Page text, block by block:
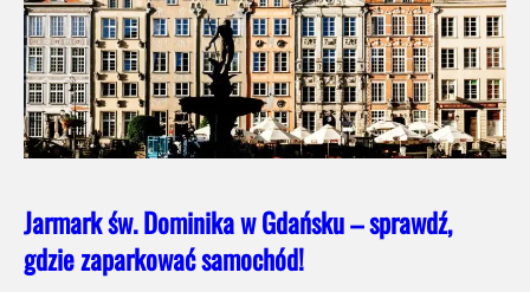
Jarmark św. Dominika w Gdańsku – sprawdź,
gdzie zaparkować samochód!